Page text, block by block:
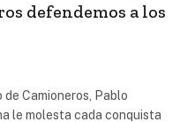
defendemos a los
Camioneros, Pablo
le molesta cada conquista